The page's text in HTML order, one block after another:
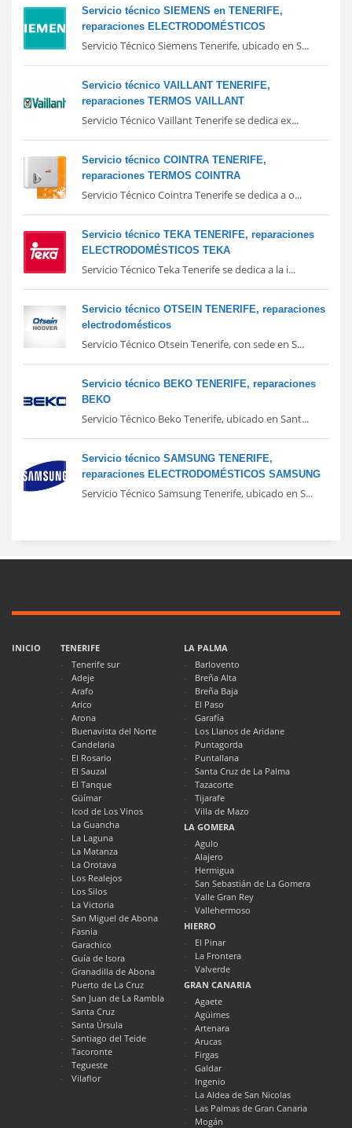
Servicio técnico SIEMENS en TENERIFE,
reparaciones ELECTRODOMÉSTICOS
Servicio Técnico Siemens Tenerife, ubicado en S...
Servicio técnico VAILLANT TENERIFE,
reparaciones TERMOS VAILLANT
Servicio Técnico Vaillant Tenerife se dedica ex...
Servicio técnico COINTRA TENERIFE,
reparaciones TERMOS COINTRA
Servicio Técnico Cointra Tenerife se dedica a o...
Servicio técnico TEKA TENERIFE, reparaciones
ELECTRODOMÉSTICOS TEKA
Servicio Técnico Teka Tenerife se dedica a la i...
Servicio técnico OTSEIN TENERIFE, reparaciones
electrodomésticos
Servicio Técnico Otsein Tenerife, con sede en S...
Servicio técnico BEKO TENERIFE, reparaciones
BEKO
Servicio Técnico Beko Tenerife, ubicado en Sant...
Servicio técnico SAMSUNG TENERIFE,
reparaciones ELECTRODOMÉSTICOS SAMSUNG
Servicio Técnico Samsung Tenerife, ubicado en S...
INICIO
TENERIFE
Tenerife sur
Adeje
Arafo
Arico
Arona
Buenavista del Norte
Candelaria
El Rosario
El Sauzal
El Tanque
Güímar
Icod de Los Vinos
La Guancha
La Laguna
La Matanza
La Orotava
Los Realejos
Los Silos
La Victoria
San Miguel de Abona
Fasnia
Garachico
Guía de Isora
Granadilla de Abona
Puerto de La Cruz
San Juan de La Rambla
Santa Cruz
Santa Úrsula
Santiago del Teide
Tacoronte
Tegueste
Vilaflor
LA PALMA
Barlovento
Breña Alta
Breña Baja
El Paso
Garafía
Los Llanos de Aridane
Puntagorda
Puntallana
Santa Cruz de La Palma
Tazacorte
Tijarafe
Villa de Mazo
LA GOMERA
Agulo
Alajero
Hermigua
San Sebastián de La Gomera
Valle Gran Rey
Vallehermoso
HIERRO
El Pinar
La Frontera
Valverde
GRAN CANARIA
Agaete
Agüimes
Artenara
Arucas
Firgas
Galdar
Ingenio
La Aldea de San Nicolas
Las Palmas de Gran Canaria
Mogán